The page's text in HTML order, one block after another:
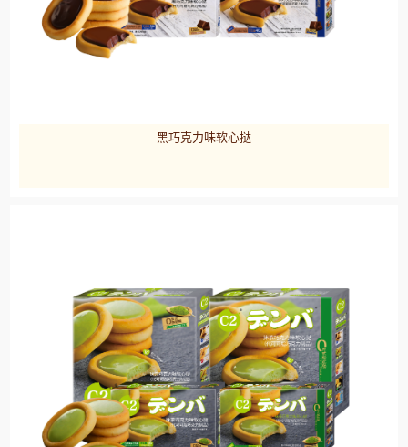
黑巧克力味软心挞